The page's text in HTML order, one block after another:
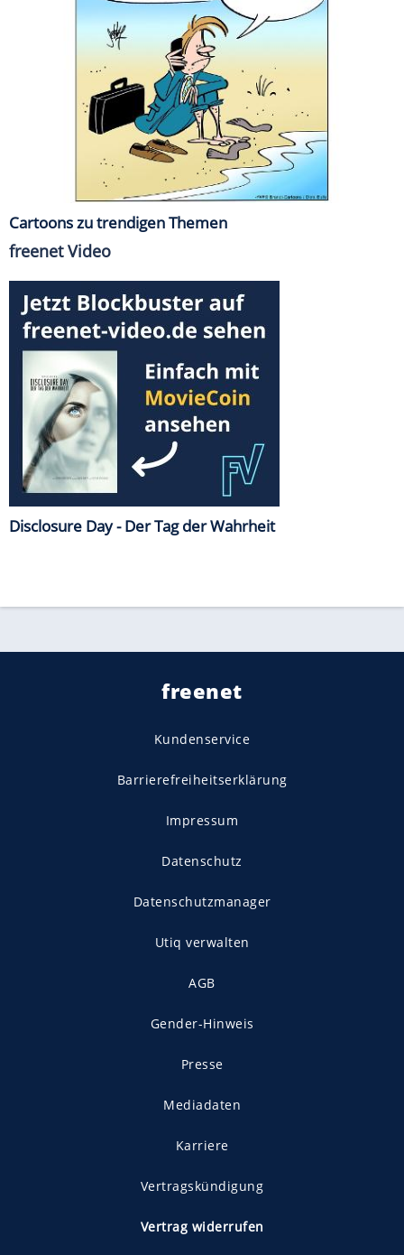
Cartoons zu trendigen Themen
freenet Video
Disclosure Day - Der Tag der Wahrheit
freenet
Kundenservice
Barrierefreiheitserklärung
Impressum
Datenschutz
Datenschutzmanager
Utiq verwalten
AGB
Gender-Hinweis
Presse
Mediadaten
Karriere
Vertragskündigung
Vertrag widerrufen